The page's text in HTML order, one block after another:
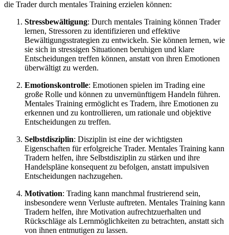
die Trader durch mentales Training erzielen können:
Stressbewältigung: Durch mentales Training können Trader
lernen, Stressoren zu identifizieren und effektive
Bewältigungsstrategien zu entwickeln. Sie können lernen, wie
sie sich in stressigen Situationen beruhigen und klare
Entscheidungen treffen können, anstatt von ihren Emotionen
überwältigt zu werden.
Emotionskontrolle: Emotionen spielen im Trading eine
große Rolle und können zu unvernünftigem Handeln führen.
Mentales Training ermöglicht es Tradern, ihre Emotionen zu
erkennen und zu kontrollieren, um rationale und objektive
Entscheidungen zu treffen.
Selbstdisziplin: Disziplin ist eine der wichtigsten
Eigenschaften für erfolgreiche Trader. Mentales Training kann
Tradern helfen, ihre Selbstdisziplin zu stärken und ihre
Handelspläne konsequent zu befolgen, anstatt impulsiven
Entscheidungen nachzugehen.
Motivation: Trading kann manchmal frustrierend sein,
insbesondere wenn Verluste auftreten. Mentales Training kann
Tradern helfen, ihre Motivation aufrechtzuerhalten und
Rückschläge als Lernmöglichkeiten zu betrachten, anstatt sich
von ihnen entmutigen zu lassen.